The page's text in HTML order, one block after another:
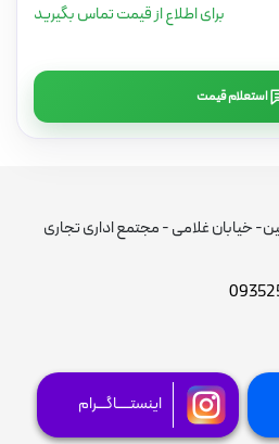
برای اطلاع از قیمت تماس بگیرید
استعلام قیمت
خیابان غلامی - مجتمع اداری تجاری
اینستــــاگـــرام